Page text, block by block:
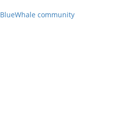
BlueWhale community